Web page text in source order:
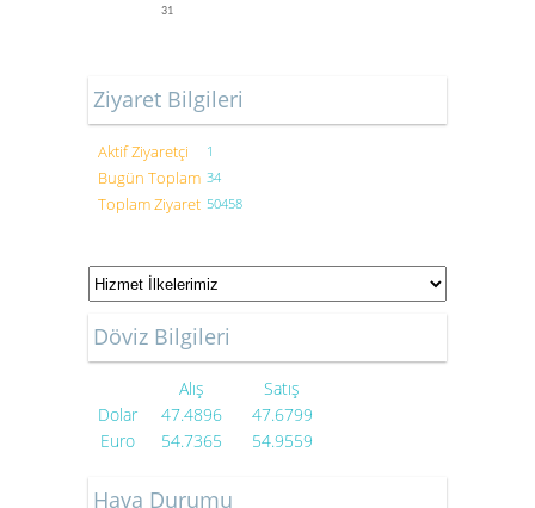
31
Ziyaret Bilgileri
Aktif Ziyaretçi 1
Bugün Toplam 34
Toplam Ziyaret 50458
Döviz Bilgileri
Alış
Satış
Dolar
47.4896
47.6799
Euro
54.7365 54.9559
Hava Durumu